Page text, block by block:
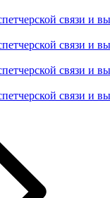
связи и
связи и
связи и
связи и